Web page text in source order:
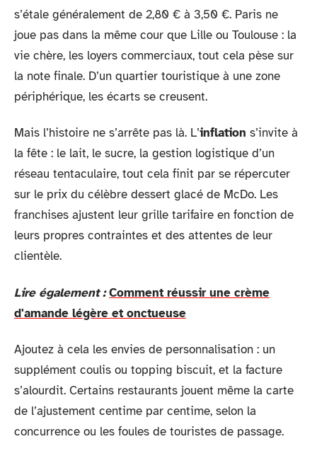
s’étale généralement de 2,80 € à 3,50 €. Paris ne
joue pas dans la même cour que Lille ou Toulouse : la
vie chère, les loyers commerciaux, tout cela pèse sur
la note finale. D’un quartier touristique à une zone
périphérique, les écarts se creusent.
Mais l’histoire ne s’arrête pas là. L’inflation s’invite à
la fête : le lait, le sucre, la gestion logistique d’un
réseau tentaculaire, tout cela finit par se répercuter
sur le prix du célèbre dessert glacé de McDo. Les
franchises ajustent leur grille tarifaire en fonction de
leurs propres contraintes et des attentes de leur
clientèle.
Lire également : Comment réussir une crème
d'amande légère et onctueuse
Ajoutez à cela les envies de personnalisation : un
supplément coulis ou topping biscuit, et la facture
s’alourdit. Certains restaurants jouent même la carte
de l’ajustement centime par centime, selon la
concurrence ou les foules de touristes de passage.